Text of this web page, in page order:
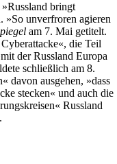
bringt
»So unverfroren agieren
am 7. Mai getitelt.
die Teil
der Russland Europa
schließlich am 8.
davon ausgehen, »dass
stecken« und auch die
Russland